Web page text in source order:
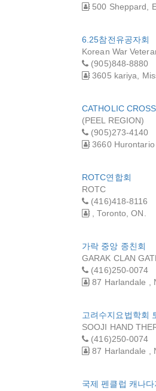
500 Sheppard,
6.25참전유공자회
Korean War
(905)848-8880
3605 kariya,
CATHOLIC
(PEEL REGION)
(905)273-4140
3660
ROTC연합회
ROTC
(416)418-8116
, Toronto, ON.
가락 중앙 종친회
GARAK CLAN
(416)250-0074
87 Harlandale ,
고려수지요법학회
SOOJI HAND
(416)250-0074
87 Harlandale ,
국제 펜클럽 캐나다